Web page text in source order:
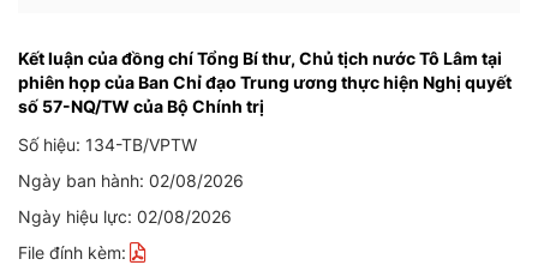
Kết luận của đồng chí Tổng Bí thư, Chủ tịch nước Tô Lâm tại
phiên họp của Ban Chỉ đạo Trung ương thực hiện Nghị quyết
số 57-NQ/TW của Bộ Chính trị
Số hiệu: 134-TB/VPTW
Ngày ban hành: 02/08/2026
Ngày hiệu lực: 02/08/2026
File đính kèm: